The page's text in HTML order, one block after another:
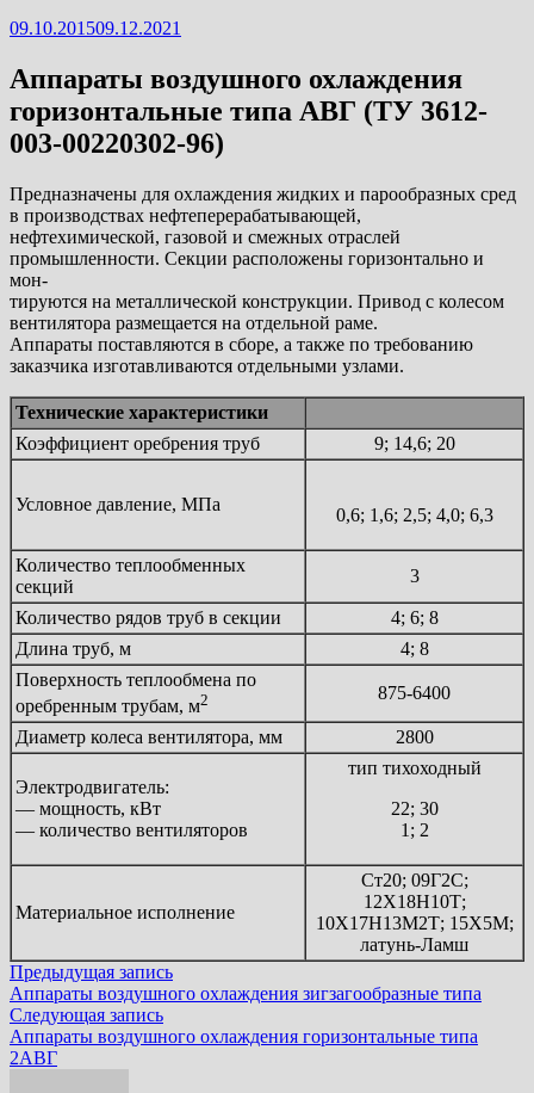
09.10.201509.12.2021
Аппараты воздушного охлаждения
горизонтальные типа АВГ (ТУ 3612-
003-00220302-96)
Предназначены для охлаждения жидких и парообразных сред
в производствах нефтеперерабатывающей,
нефтехимической, газовой и смежных отраслей
промышленности. Секции расположены горизонтально и
мон-
тируются на металлической конструкции. Привод с колесом
вентилятора размещается на отдельной раме.
Аппараты поставляются в сборе, а также по требованию
заказчика изготавливаются отдельными узлами.
Технические характеристики
Коэффициент оребрения труб
9; 14,6; 20
Условное давление, МПа
0,6; 1,6; 2,5; 4,0; 6,3
Количество теплообменных
секций
3
Количество рядов труб в секции
4; 6; 8
Длина труб, м
4; 8
Поверхность теплообмена по
оребренным трубам, м2 875-6400
Диаметр колеса вентилятора, мм 2800
Электродвигатель:
— мощность, кВт
— количество вентиляторов
тип тихоходный
22; 30
1; 2
Материальное исполнение
Ст20; 09Г2С;
12Х18Н10Т;
10Х17Н13М2Т; 15Х5М;
латунь-Ламш
Навигация
по
записям
Предыдущая записьПредыдущая
запись:
Аппараты воздушного охлаждения зигзагообразные типа
Следующая записьСледующая
запись:
Аппараты воздушного охлаждения горизонтальные типа
2АВГ